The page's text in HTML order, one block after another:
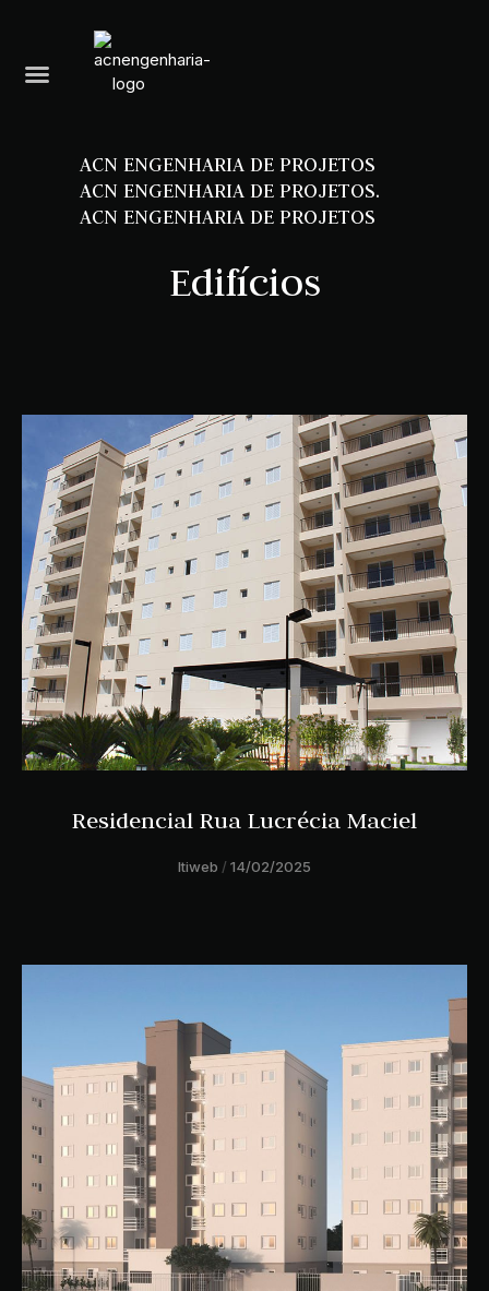
ACN ENGENHARIA DE PROJETOS
ACN ENGENHARIA DE PROJETOS.
ACN ENGENHARIA DE PROJETOS
Edifícios
Residencial Rua Lucrécia Maciel
ltiweb 14/02/2025